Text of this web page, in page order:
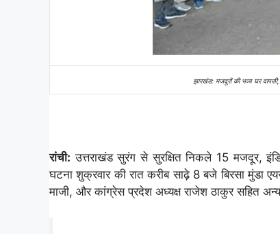
झारखंड: मजदूरों की भव्य घर
रांची: उत्तराखंड सुरंग से सुरक्षित निकले 15 मजदूर,
घटना शुक्रवार की रात करीब साढ़े 8 बजे बिरसा मुंडा
माजी, और कांग्रेस प्रदेश अध्यक्ष राजेश ठाकुर सहित